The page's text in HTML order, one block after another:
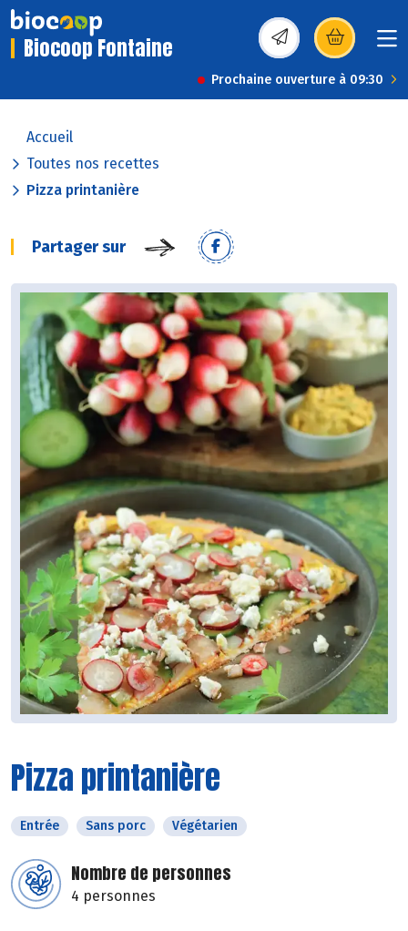
Biocoop Fontaine (s’ouvre dans une
Prochaine ouverture à 09:30
Accueil
Toutes nos recettes
Pizza printanière
Partager sur
Pizza printanière
Entrée Sans porc Végétarien
Nombre de personnes
4 personnes